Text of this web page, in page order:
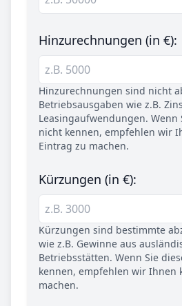
Hinzurechnungen (in €):
Hinzurechnungen sind nicht
Betriebsausgaben wie z.B.
Leasingaufwendungen. Wenn
nicht kennen, empfehlen wir
Eintrag zu machen.
Kürzungen (in €):
Kürzungen sind bestimmte
wie z.B. Gewinne aus
Betriebsstätten. Wenn Sie
kennen, empfehlen wir Ihnen
machen.